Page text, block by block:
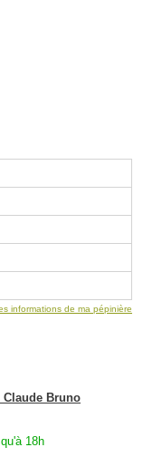
informations de ma pépinière
Claude Bruno
18h